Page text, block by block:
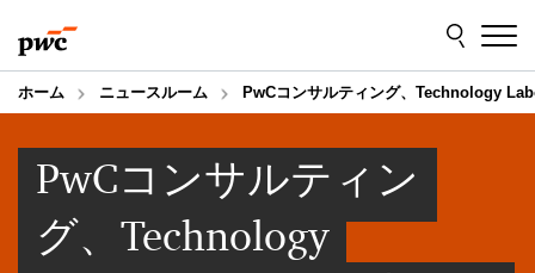
to
content
to
footer
ホーム ニュースルーム PwCコンサルティング、Technology
PwCコンサルティン
グ、Technology